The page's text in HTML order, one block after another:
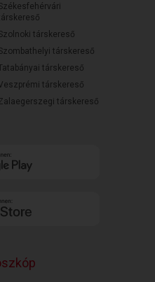
társkereső
társkereső
társkereső
társkereső
társkereső